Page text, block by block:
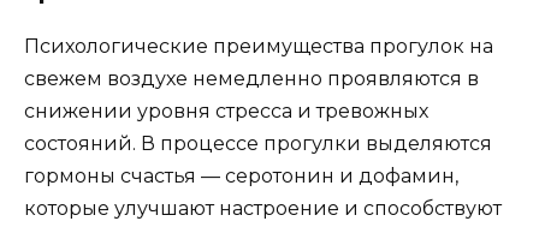
Психологические преимущества прогулок на
свежем воздухе немедленно проявляются в
снижении уровня стресса и тревожных
состояний. В процессе прогулки выделяются
гормоны счастья — серотонин и дофамин,
которые улучшают настроение и способствуют